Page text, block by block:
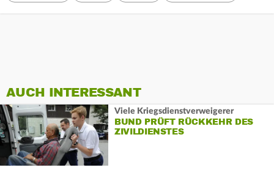
AUCH INTERESSANT
Viele Kriegsdienstverweigerer
BUND PRÜFT RÜCKKEHR DES
ZIVILDIENSTES